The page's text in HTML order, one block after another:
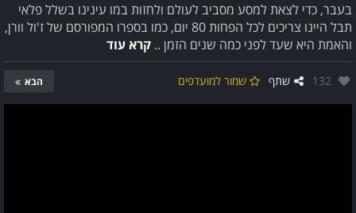
בעבר, כדי לצאת למסע מסביב לעולם ולחזות במו עינינו בשלל פלאי
תבל היינו צריכים לכל הפחות 80 יום, כמו בספרו המפורסם של ז'ול וורן,
והאמת היא שעד לפני כמה שנים הזמן .. קרא עוד
אהבו:
132 שתף שמור למועדפים הבא